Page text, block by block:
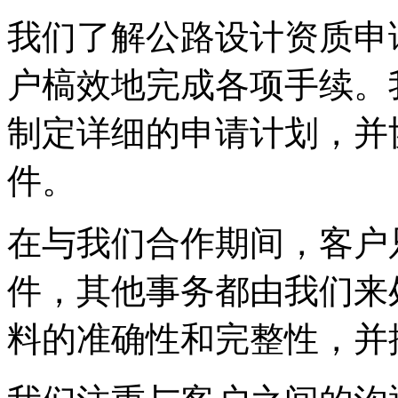
我们了解公路设计资质
户槁效地完成各项手续
制定详细的申请计划，
件。
在与我们合作期间，客
件，其他事务都由我们
料的准确性和完整性，